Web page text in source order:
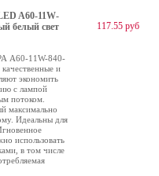
A60-11W-
белый свет
A60-11W-840-
и
экономить
с лампой
потоком.
максимально
Идеальны для
использовать
в том числе
117.55 руб